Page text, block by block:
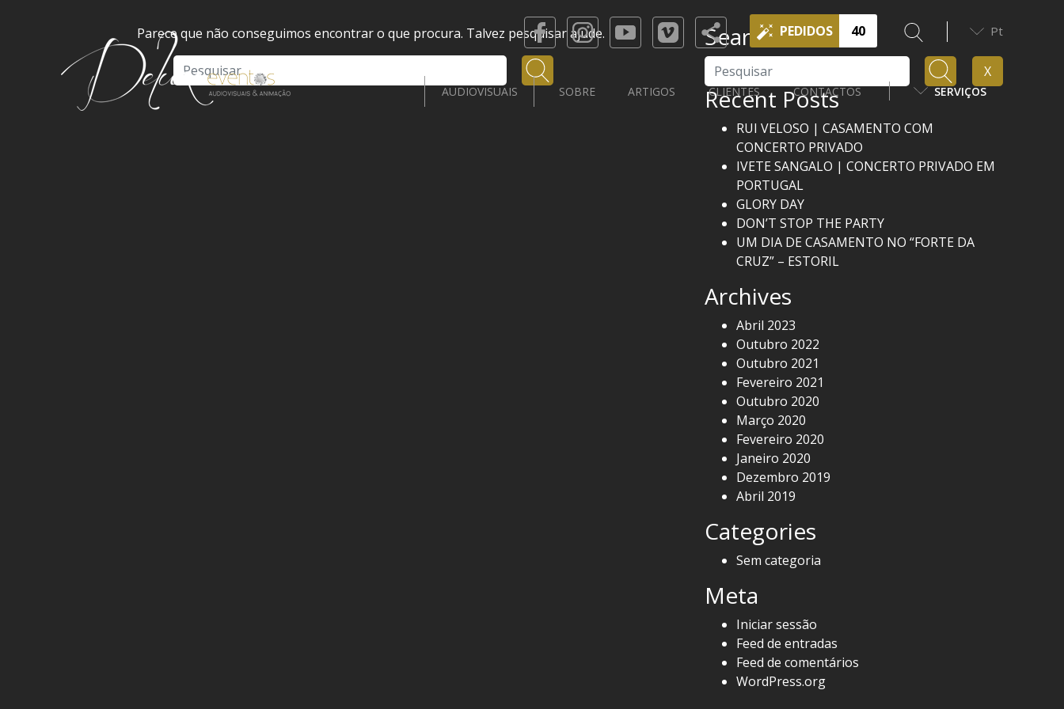
PEDIDOS 40 Pt
AUDIOVISUAIS SOBRE ARTIGOS CLIENTES CONTACTOS SERVIÇOS
Parece que não conseguimos encontrar o que procura. Talvez pesquisar ajude.
Search
Pesquisar X
Recent Posts
RUI VELOSO | CASAMENTO COM
CONCERTO PRIVADO
IVETE SANGALO | CONCERTO PRIVADO EM
PORTUGAL
GLORY DAY
DON’T STOP THE PARTY
UM DIA DE CASAMENTO NO “FORTE DA
CRUZ” – ESTORIL
Archives
Abril 2023
Outubro 2022
Outubro 2021
Fevereiro 2021
Outubro 2020
Março 2020
Fevereiro 2020
Janeiro 2020
Dezembro 2019
Abril 2019
Categories
Sem categoria
Meta
Iniciar sessão
Feed de entradas
Feed de comentários
WordPress.org